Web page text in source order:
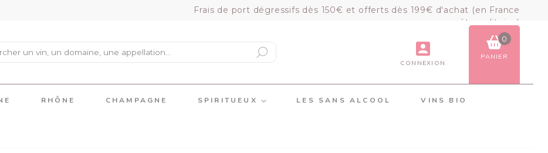
Frais de port dégressifs dès 150€ et offerts dès 199€ d'achat (en France
métropolitaine)
CONNEXION
0
PANIER
VOIR LE PANIER COMMANDER
RHÔNE CHAMPAGNE SPIRITUEUX LES SANS ALCOOL VINS BIO